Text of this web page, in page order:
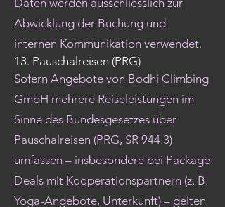
Daten werden ausschliesslich zur
Abwicklung der Buchung und
internen Kommunikation verwendet.
13. Pauschalreisen (PRG)
Sofern Angebote von Bodhi Climbing
GmbH mehrere Reiseleistungen im
Sinne des Bundesgesetzes über
Pauschalreisen (PRG, SR 944.3)
umfassen – insbesondere bei Package
Deals mit Kooperationspartnern (z. B.
Yoga-Angebote, Unterkunft) – gelten